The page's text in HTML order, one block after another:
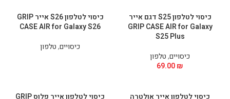
כיסוי לטלפון S25 דגם אייר
GRIP CASE AIR for Galaxy
S25 Plus
כיסויים,טלפון
69.00₪
כיסוי לטלפון S26 אייר GRIP
CASE AIR for Galaxy S26
כיסויים,טלפון
כיסוי לטלפון אייר אולטרה
כיסוי לטלפון אייר פלוס GRIP